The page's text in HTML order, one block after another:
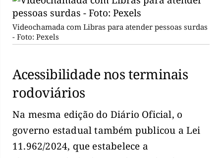
Videochamada com Libras para atender pessoas surdas
- Foto: Pexels
Acessibilidade nos terminais
rodoviários
Na mesma edição do Diário Oficial, o
governo estadual também publicou a Lei
11.962/2024, que estabelece a